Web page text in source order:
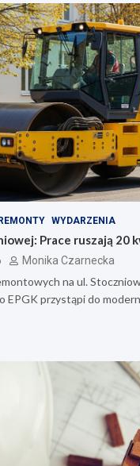
REMONTY WYDARZENIA
Prace ruszają 20
Monika Czarnecka
na ul.
EPGK przystąpi do